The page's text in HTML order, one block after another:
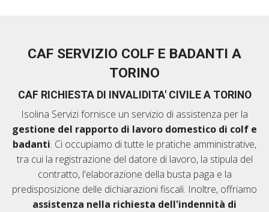
CAF SERVIZIO COLF E BADANTI A
TORINO
CAF RICHIESTA DI INVALIDITA' CIVILE A TORINO
Isolina Servizi fornisce un servizio di assistenza per la
gestione del rapporto di lavoro domestico di colf e
badanti. Ci occupiamo di tutte le pratiche amministrative,
tra cui la registrazione del datore di lavoro, la stipula del
contratto, l'elaborazione della busta paga e la
predisposizione delle dichiarazioni fiscali. Inoltre, offriamo
assistenza nella richiesta dell'indennità di